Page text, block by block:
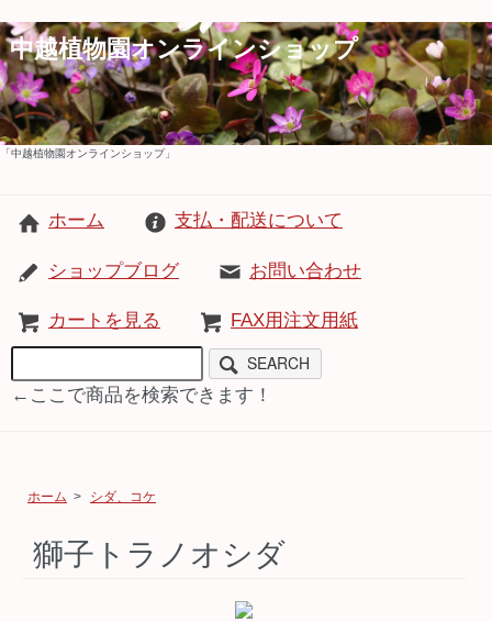
中越植物園オンラインショップ
「中越植物園オンラインショップ」
ホーム 支払・配送について
ショップブログ お問い合わせ
カートを見る FAX用注文用紙
SEARCH
←ここで商品を検索できます！
ホーム > シダ、コケ
獅子トラノオシダ